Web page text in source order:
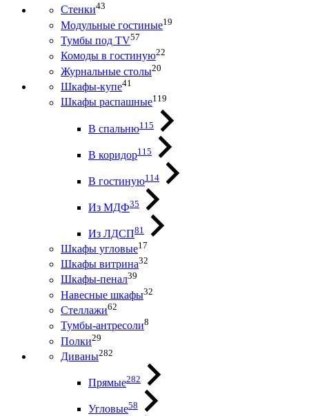
Стенки43
Модульные гостиные19
Тумбы под ТV57
Комоды в гостиную22
Журнальные столы20
Шкафы-купе41
Шкафы распашные119
В спальню115
В коридор115
В гостиную114
Из МДФ35
Из ЛДСП81
Шкафы угловые17
Шкафы витрина32
Шкафы-пенал39
Навесные шкафы32
Стеллажи62
Тумбы-антресоли8
Полки29
Диваны282
Прямые282
Угловые58